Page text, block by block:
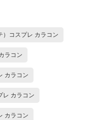
）コスプレ カラコン
ラコン
カラコン
レ カラコン
カラコン